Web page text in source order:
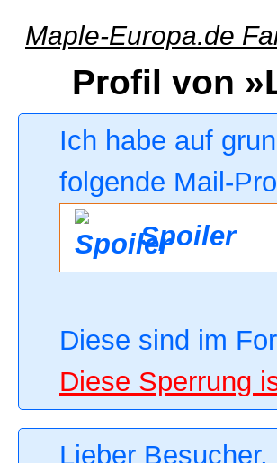
Maple-Europa.de
Profil von
Ich habe auf
folgende Mail-
Spoiler
Diese sind im
Diese Sperrung
Lieber